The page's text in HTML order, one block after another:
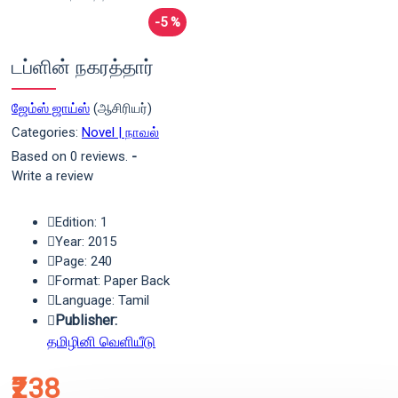
-5 %
டப்ளின் நகரத்தார்
ஜேம்ஸ் ஜாய்ஸ் (ஆசிரியர்)
Categories: Novel | நாவல்
Based on 0 reviews. -
Write a review
₹238
Edition: 1
Year: 2015
Page: 240
Format: Paper Back
Language: Tamil
Publisher:
தமிழினி வெளியீடு